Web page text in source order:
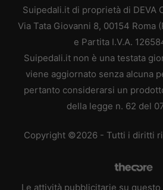
Suipedali.it di proprietà di DEVA
Via Tata Giovanni 8, 00154 Roma
e Partita I.V.A.
Suipedali.it non è una testata
viene aggiornato senza alcuna
pertanto considerarsi un
della legge n. 62 del
Copyright ©2026 - Tutti i diritti
Le attività pubblicitarie su